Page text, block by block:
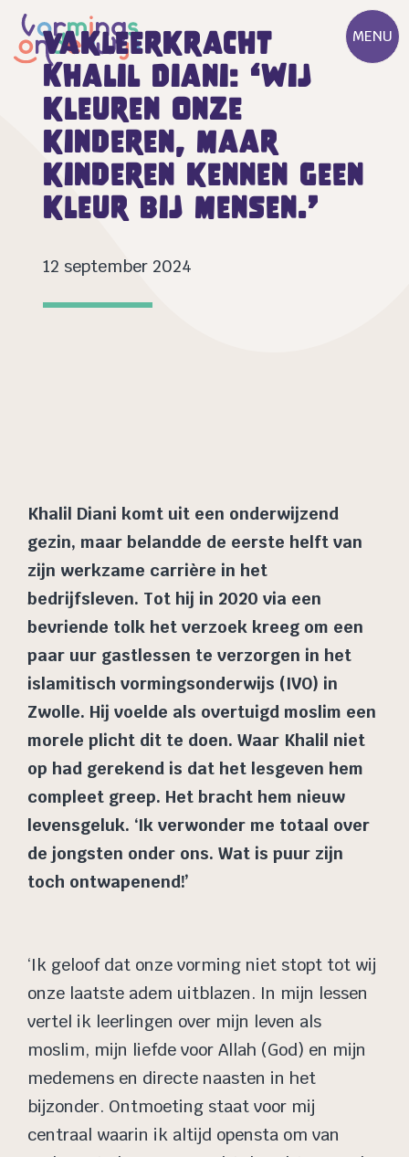
MENU
Vakleerkracht
Khalil Diani: ‘Wij
kleuren onze
kinderen, maar
kinderen kennen geen
kleur bij mensen.’
12 september 2024
Khalil Diani komt uit een onderwijzend
gezin, maar belandde de eerste helft van
zijn werkzame carrière in het
bedrijfsleven. Tot hij in 2020 via een
bevriende tolk het verzoek kreeg om een
paar uur gastlessen te verzorgen in het
islamitisch vormingsonderwijs (IVO) in
Zwolle. Hij voelde als overtuigd moslim een
morele plicht dit te doen. Waar Khalil niet
op had gerekend is dat het lesgeven hem
compleet greep. Het bracht hem nieuw
levensgeluk. ‘Ik verwonder me totaal over
de jongsten onder ons. Wat is puur zijn
toch ontwapenend!’
‘Ik geloof dat onze vorming niet stopt tot wij
onze laatste adem uitblazen. In mijn lessen
vertel ik leerlingen over mijn leven als
moslim, mijn liefde voor Allah (God) en mijn
medemens en directe naasten in het
bijzonder. Ontmoeting staat voor mij
centraal waarin ik altijd opensta om van